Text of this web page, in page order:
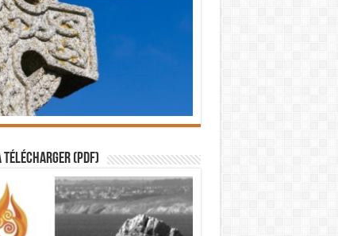
télécharger (PDF)